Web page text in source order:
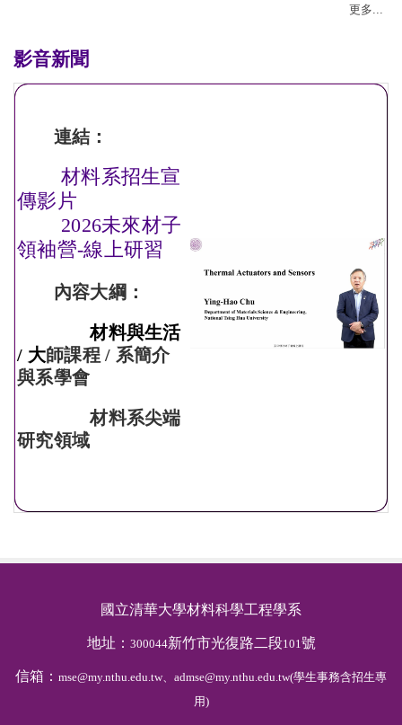
更多...
影音新聞
連結：
材料系招生宣
傳影片
2026未來材子
領袖營-線上研習
內容大綱：
材料與生活
/ 大師課程 / 系簡介
與系學會
材料系尖端
研究領域
國立清華大學材料科學工程學系
地址： 300044新竹市光復路二段101 號
信箱： mse@my.nthu.edu.tw、admse@my.nthu.edu.tw(學生事務含招生專
用)